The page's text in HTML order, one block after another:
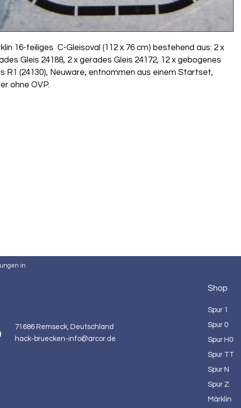
16-teiliges  C-Gleisoval (112 x 76 cm) bestehend aus: 2 x
Gleis 24188, 2 x gerades Gleis 24172, 12 x gebogenes
R1 (24130), Neuware, entnommen aus einem Startset,
ohne OVP.
in
71686 Remseck, Deutschland
hack-bruecken-info@arcor.de
Shop
Spur 1
Spur 0
Spur H0
Spur TT
Spur N
Spur Z
Märklin